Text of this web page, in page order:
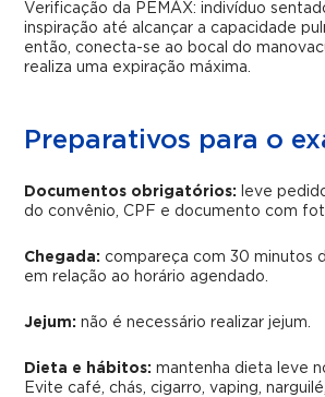
Verificação da PEMÁX: indivíduo
inspiração até alcançar a capacidade
então, conecta-se ao bocal do
realiza uma expiração máxima.
Preparativos para o
Documentos obrigatórios:
leve
do convênio, CPF e documento com
Chegada: compareça com 30 minutos
em relação ao horário agendado.
Jejum: não é necessário realizar jejum.
Dieta e hábitos: mantenha dieta leve
Evite café, chás, cigarro, vaping,